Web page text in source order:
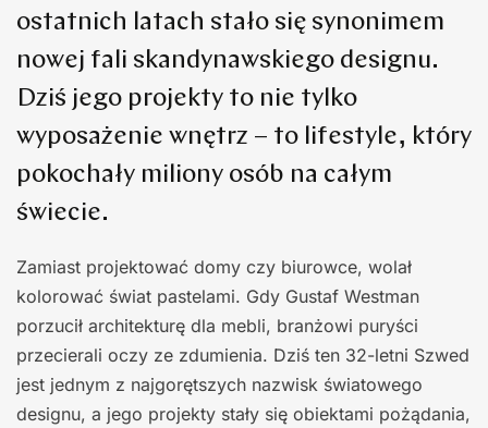
ostatnich latach stało się synonimem
nowej fali skandynawskiego designu.
Dziś jego projekty to nie tylko
wyposażenie wnętrz – to lifestyle, który
pokochały miliony osób na całym
świecie.
Zamiast projektować domy czy biurowce, wolał
kolorować świat pastelami. Gdy Gustaf Westman
porzucił architekturę dla mebli, branżowi puryści
przecierali oczy ze zdumienia. Dziś ten 32-letni Szwed
jest jednym z najgorętszych nazwisk światowego
designu, a jego projekty stały się obiektami pożądania,